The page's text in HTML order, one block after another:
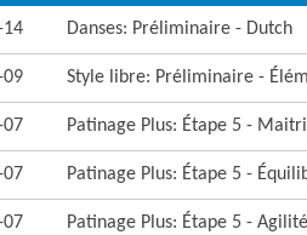
Danses: Préliminaire - Dutch
Style libre: Préliminaire -
Patinage Plus: Étape 5 -
Patinage Plus: Étape 5 -
Patinage Plus: Étape 5 - Agilité